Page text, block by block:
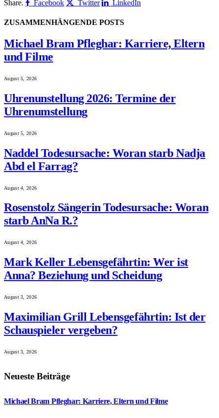
Share.
Facebook Twitter LinkedIn
ZUSAMMENHÄNGENDE POSTS
Michael Bram Pfleghar: Karriere, Eltern
und Filme
August 5, 2026
Uhrenunstellung 2026: Termine der
Uhrenumstellung
August 5, 2026
Naddel Todesursache: Woran starb Nadja
Abd el Farrag?
August 4, 2026
Rosenstolz Sängerin Todesursache: Woran
starb AnNa R.?
August 4, 2026
Mark Keller Lebensgefährtin: Wer ist
Anna? Beziehung und Scheidung
August 3, 2026
Maximilian Grill Lebensgefährtin: Ist der
Schauspieler vergeben?
August 3, 2026
Neueste Beiträge
Michael Bram Pfleghar: Karriere, Eltern und Filme